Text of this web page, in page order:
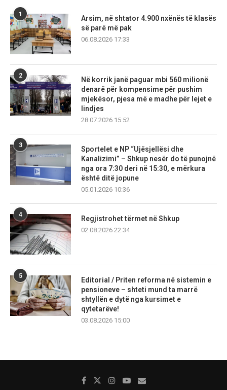
1
Arsim, në shtator 4.900 nxënës të klasës
së parë më pak
06.08.2026 17:33
2
Në korrik janë paguar mbi 560 milionë
denarë për kompensime për pushim
mjekësor, pjesa më e madhe për lejet e
lindjes
28.07.2026 15:52
3
Sportelet e NP “Ujësjellësi dhe
Kanalizimi” – Shkup nesër do të punojnë
nga ora 7:30 deri në 15:30, e mërkura
është ditë jopune
05.01.2026 10:36
4
Regjistrohet tërmet në Shkup
02.08.2026 22:34
5
Editorial / Priten reforma në sistemin e
pensioneve – shteti mund ta marrë
shtyllën e dytë nga kursimet e
qytetarëve!
03.08.2026 15:00